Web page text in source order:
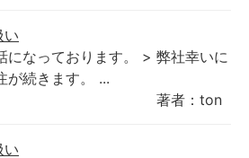
い
になっております。 > 弊社幸いに
が続きます。 ...
著者：ton
い